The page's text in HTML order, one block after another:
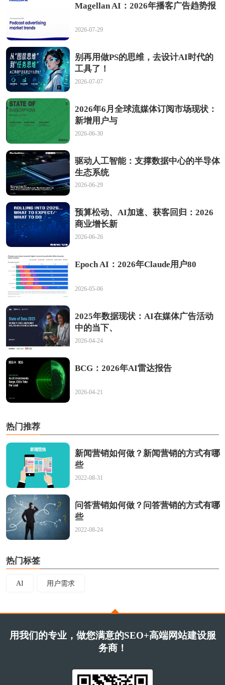
Magellan AI：2026年播客广告趋势报
2026-07-29
别再用做PS的思维，去设计AI时代的
工具了！
2026-07-07
2026年6月全球流媒体订阅市场现状：
新增用户与
2026-06-30
驱动人工智能：支撑数据中心的半导体
生态系统
2026-06-29
预算松动、AI加速、获客回归：2026
商业增长新
2026-06-26
Epoch AI：2026年Claude用户80
2026-05-06
2025年数据现状：AI在媒体广告活动
中的当下、
2026-04-24
BCG：2026年AI雷达报告
2026-04-21
热门推荐
新闻营销如何做？新闻营销的方式有哪
些
2022-08-31
问答营销如何做？问答营销的方式有哪
些
2022-08-24
热门标签
AI 用户需求
用我们的专业，做您满意的SEO+高端网站建设服
务商！